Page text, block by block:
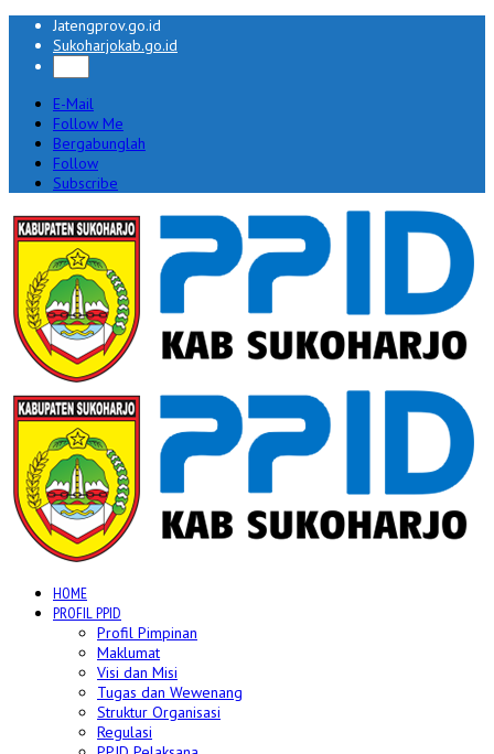
Jatengprov.go.id
Sukoharjokab.go.id
E-Mail
Follow Me
Bergabunglah
Follow
Subscribe
HOME
PROFIL PPID
Profil Pimpinan
Maklumat
Visi dan Misi
Tugas dan Wewenang
Struktur Organisasi
Regulasi